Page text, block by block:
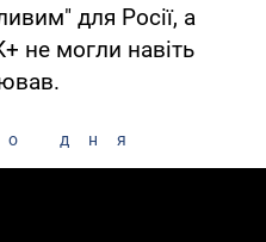
для Росії, а
не могли навіть
дня